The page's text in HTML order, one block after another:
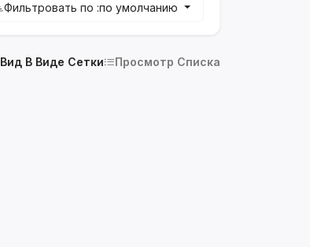
Фильтровать по :по умолчанию
Вид В Виде Сетки Просмотр Списка